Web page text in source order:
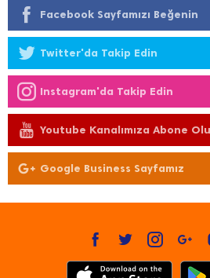
Facebook Sayfamızı Beğenin
Twitter'da Takip Edin
Instagram'da Takip Edin
Youtube Kanalımıza Abone
Google Business Sayfamız